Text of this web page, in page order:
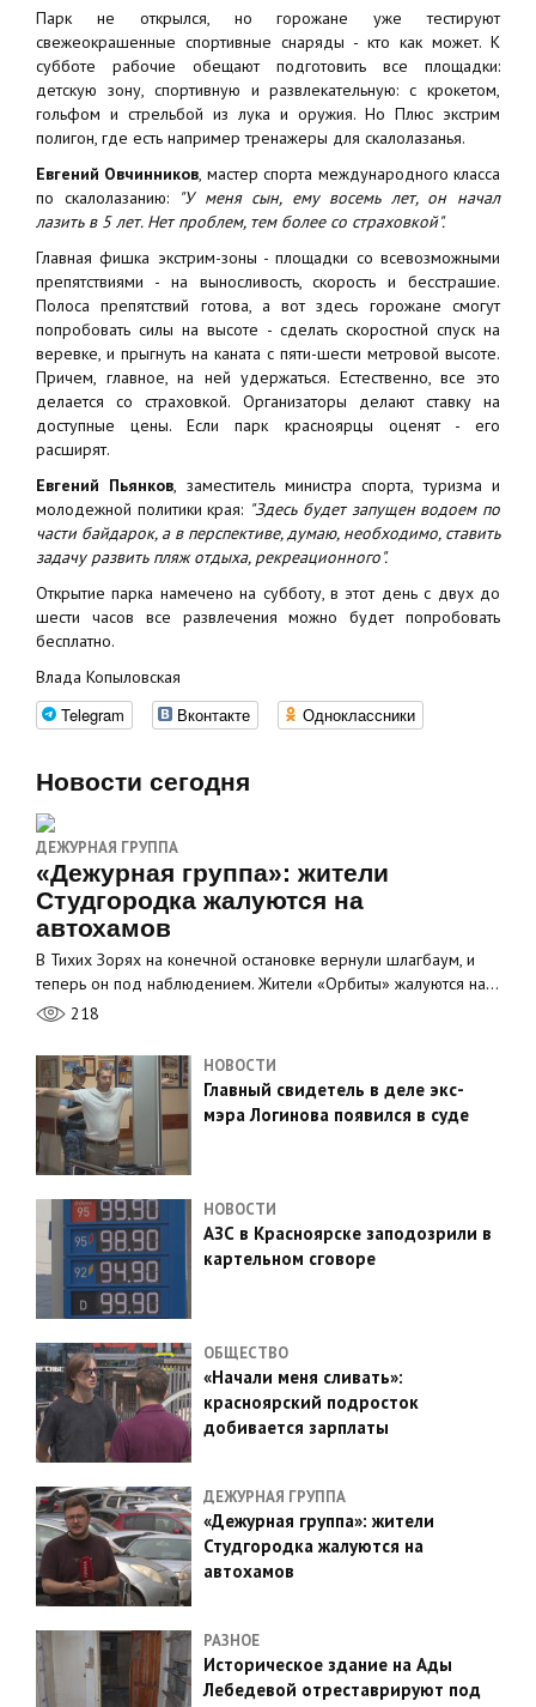
Парк не открылся, но горожане уже тестируют
свежеокрашенные спортивные снаряды - кто как может. К
субботе рабочие обещают подготовить все площадки:
детскую зону, спортивную и развлекательную: с крокетом,
гольфом и стрельбой из лука и оружия. Но Плюс экстрим
полигон, где есть например тренажеры для скалолазанья.
Евгений Овчинников, мастер спорта международного класса
по скалолазанию:
"У меня сын, ему восемь лет, он начал
лазить в 5 лет. Нет проблем, тем более со страховкой".
Главная фишка экстрим-зоны - площадки со всевозможными
препятствиями - на выносливость, скорость и бесстрашие.
Полоса препятствий готова, а вот здесь горожане смогут
попробовать силы на высоте - сделать скоростной спуск на
веревке, и прыгнуть на каната с пяти-шести метровой высоте.
Причем, главное, на ней удержаться. Естественно, все это
делается со страховкой. Организаторы делают ставку на
доступные цены. Если парк красноярцы оценят - его
расширят.
Евгений Пьянков, заместитель министра спорта, туризма и
молодежной политики края: "Здесь будет запущен водоем по
части байдарок, а в перспективе, думаю, необходимо, ставить
задачу развить пляж отдыха, рекреационного".
Открытие парка намечено на субботу, в этот день с двух до
шести часов все развлечения можно будет попробовать
бесплатно.
Влада Копыловская
Telegram Вконтакте Одноклассники
Новости сегодня
ДЕЖУРНАЯ ГРУППА
«Дежурная группа»: жители
Студгородка жалуются на
автохамов
В Тихих Зорях на конечной остановке вернули шлагбаум, и
теперь он под наблюдением. Жители «Орбиты» жалуются на…
218
НОВОСТИ
Главный свидетель в деле экс-
мэра Логинова появился в суде
НОВОСТИ
АЗС в Красноярске заподозрили в
картельном сговоре
ОБЩЕСТВО
«Начали меня сливать»:
красноярский подросток
добивается зарплаты
ДЕЖУРНАЯ ГРУППА
«Дежурная группа»: жители
Студгородка жалуются на
автохамов
РАЗНОЕ
Историческое здание на Ады
Лебедевой отреставрируют под